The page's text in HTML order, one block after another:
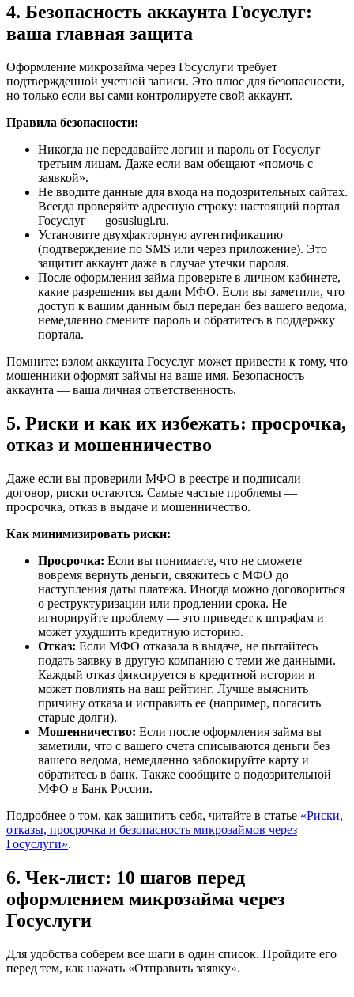
4. Безопасность аккаунта Госуслуг:
ваша главная защита
Оформление микрозайма через Госуслуги требует
подтвержденной учетной записи. Это плюс для безопасности,
но только если вы сами контролируете свой аккаунт.
Правила безопасности:
Никогда не передавайте логин и пароль от Госуслуг
третьим лицам. Даже если вам обещают «помочь с
заявкой».
Не вводите данные для входа на подозрительных сайтах.
Всегда проверяйте адресную строку: настоящий портал
Госуслуг — gosuslugi.ru.
Установите двухфакторную аутентификацию
(подтверждение по SMS или через приложение). Это
защитит аккаунт даже в случае утечки пароля.
После оформления займа проверьте в личном кабинете,
какие разрешения вы дали МФО. Если вы заметили, что
доступ к вашим данным был передан без вашего ведома,
немедленно смените пароль и обратитесь в поддержку
портала.
Помните: взлом аккаунта Госуслуг может привести к тому, что
мошенники оформят займы на ваше имя. Безопасность
аккаунта — ваша личная ответственность.
5. Риски и как их избежать: просрочка,
отказ и мошенничество
Даже если вы проверили МФО в реестре и подписали
договор, риски остаются. Самые частые проблемы —
просрочка, отказ в выдаче и мошенничество.
Как минимизировать риски:
Просрочка: Если вы понимаете, что не сможете
вовремя вернуть деньги, свяжитесь с МФО до
наступления даты платежа. Иногда можно договориться
о реструктуризации или продлении срока. Не
игнорируйте проблему — это приведет к штрафам и
может ухудшить кредитную историю.
Отказ: Если МФО отказала в выдаче, не пытайтесь
подать заявку в другую компанию с теми же данными.
Каждый отказ фиксируется в кредитной истории и
может повлиять на ваш рейтинг. Лучше выяснить
причину отказа и исправить ее (например, погасить
старые долги).
Мошенничество: Если после оформления займа вы
заметили, что с вашего счета списываются деньги без
вашего ведома, немедленно заблокируйте карту и
обратитесь в банк. Также сообщите о подозрительной
МФО в Банк России.
Подробнее о том, как защитить себя, читайте в статье «Риски,
отказы, просрочка и безопасность микрозаймов через
Госуслуги».
6. Чек-лист: 10 шагов перед
оформлением микрозайма через
Госуслуги
Для удобства соберем все шаги в один список. Пройдите его
перед тем, как нажать «Отправить заявку».